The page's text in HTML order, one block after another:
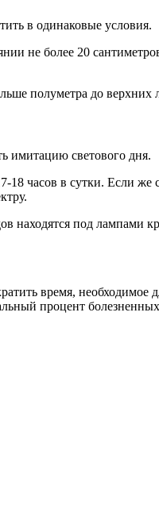
в одинаковые условия.
не более 20
полуметра до верхних
имитацию светового дня.
часов в сутки. Если же
находятся под лампами
время, необходимое
процент